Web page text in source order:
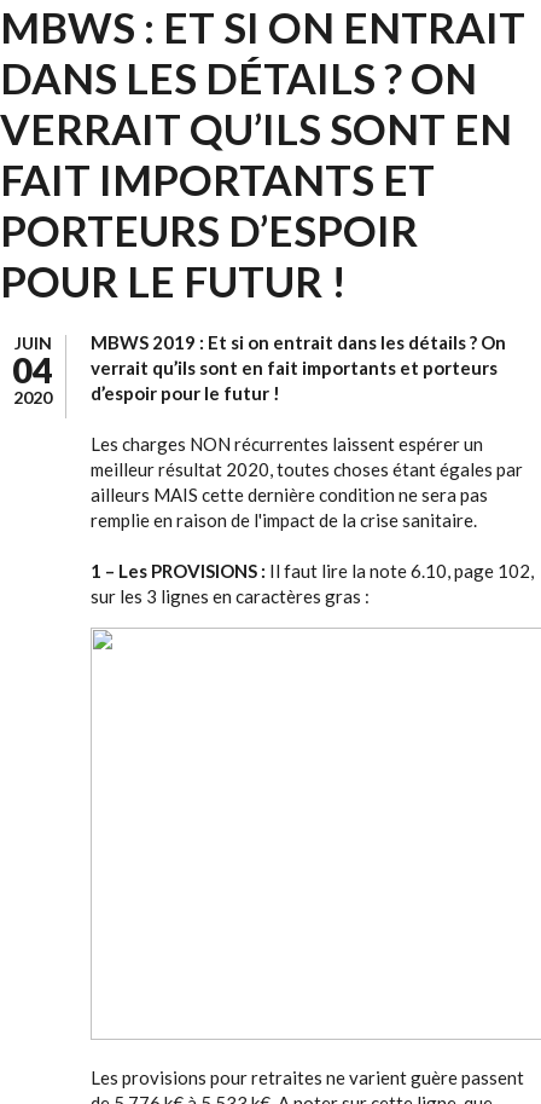
MBWS : ET SI ON ENTRAIT
DANS LES DÉTAILS ? ON
VERRAIT QU’ILS SONT EN
FAIT IMPORTANTS ET
PORTEURS D’ESPOIR
POUR LE FUTUR !
JUIN
04
2020
MBWS 2019 : Et si on entrait dans les détails ? On
verrait qu’ils sont en fait importants et porteurs
d’espoir pour le futur !
Les charges NON récurrentes laissent espérer un
meilleur résultat 2020, toutes choses étant égales par
ailleurs MAIS cette dernière condition ne sera pas
remplie en raison de l'impact de la crise sanitaire.
1 – Les PROVISIONS : Il faut lire la note 6.10, page 102,
sur les 3 lignes en caractères gras :
Les provisions pour retraites ne varient guère passent